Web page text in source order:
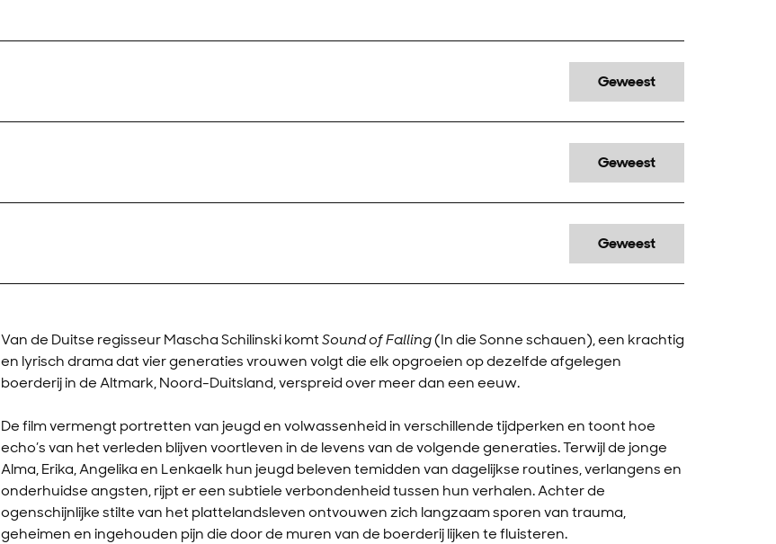
Geweest
Geweest
Geweest
Van de Duitse regisseur Mascha Schilinski komtSound of Falling(In die Sonne schauen), een krachtig
en lyrisch drama dat vier generaties vrouwen volgt die elk opgroeien op dezelfde afgelegen
boerderij in de Altmark, Noord-Duitsland, verspreid over meer dan een eeuw.
De film vermengt portretten van jeugd en volwassenheid in verschillende tijdperken en toont hoe
echo’s van het verleden blijven voortleven in de levens van de volgende generaties. Terwijl de jonge
Alma, Erika, Angelika en Lenkaelk hun jeugd beleven temidden van dagelijkse routines, verlangens en
onderhuidse angsten, rijpt er een subtiele verbondenheid tussen hun verhalen. Achter de
ogenschijnlijke stilte van het plattelandsleven ontvouwen zich langzaam sporen van trauma,
geheimen en ingehouden pijn die door de muren van de boerderij lijken te fluisteren.